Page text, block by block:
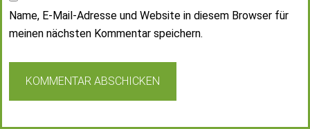
Name, E-Mail-Adresse und Website in diesem Browser für
meinen nächsten Kommentar speichern.